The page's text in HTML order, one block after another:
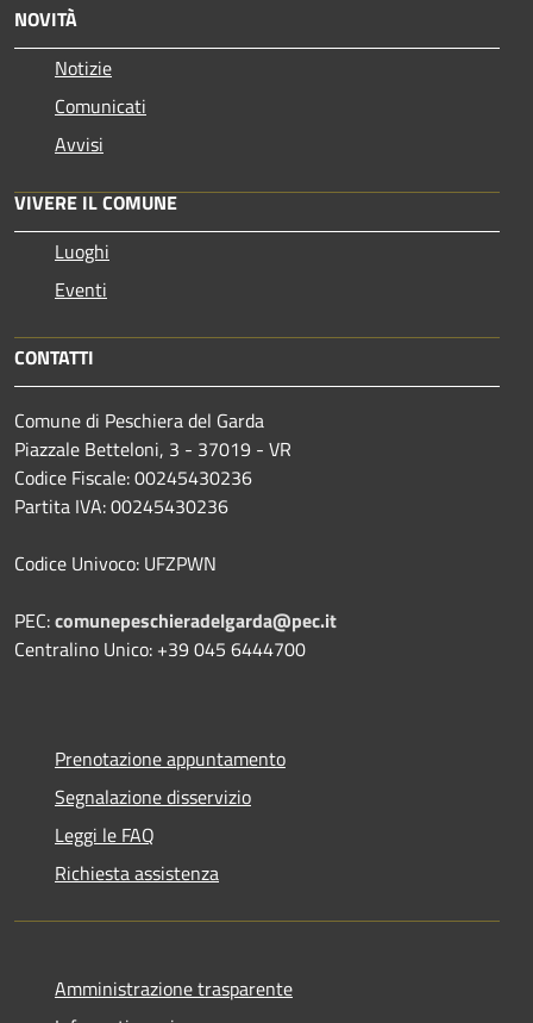
NOVITÀ
Notizie
Comunicati
Avvisi
VIVERE IL COMUNE
Luoghi
Eventi
CONTATTI
Comune di Peschiera del Garda
Piazzale Betteloni, 3 - 37019 - VR
Codice Fiscale: 00245430236
Partita IVA: 00245430236
Codice Univoco: UFZPWN
PEC:comunepeschieradelgarda@pec.it
Centralino Unico: +39 045 6444700
Prenotazione appuntamento
Segnalazione disservizio
Leggi le FAQ
Richiesta assistenza
Amministrazione trasparente